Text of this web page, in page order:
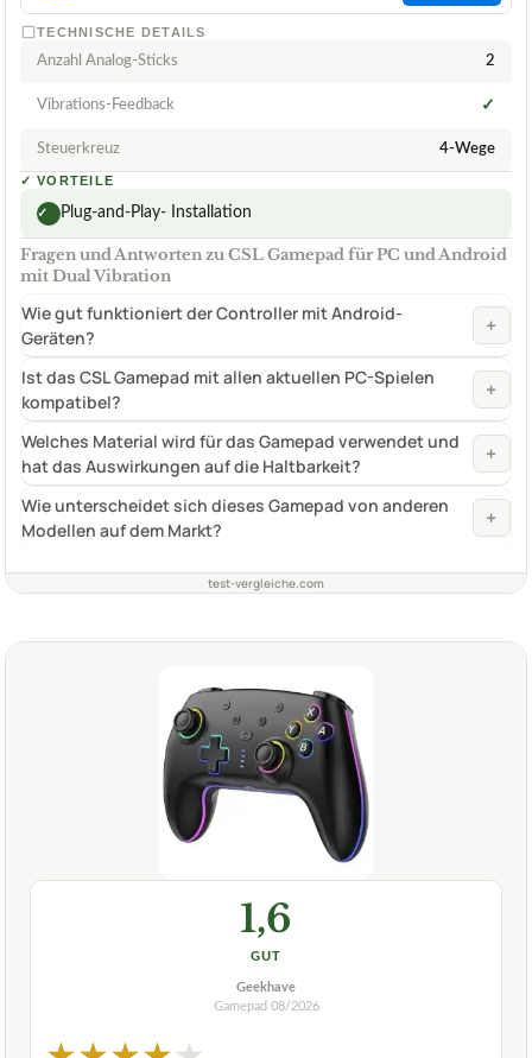
TECHNISCHE DETAILS
Anzahl Analog-Sticks 2
Vibrations-Feedback ✓
Steuerkreuz 4-Wege
✓ VORTEILE
✓ Plug-and-Play- Installation
Fragen und Antworten zu CSL Gamepad für PC und Android
mit Dual Vibration
Wie gut funktioniert der Controller mit Android-
Geräten?
+
Ist das CSL Gamepad mit allen aktuellen PC-Spielen
kompatibel?
+
Welches Material wird für das Gamepad verwendet und
hat das Auswirkungen auf die Haltbarkeit?
+
Wie unterscheidet sich dieses Gamepad von anderen
Modellen auf dem Markt?
+
test-vergleiche.com
1,6
GUT
Geekhave
Gamepad 08/2026